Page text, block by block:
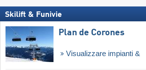
Skilift & Funivie
Plan de Corones
Visualizzare impianti &